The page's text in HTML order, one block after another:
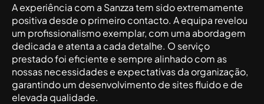
A experiência com a Sanzza tem sido extremamente
positiva desde o primeiro contacto. A equipa revelou
um profissionalismo exemplar, com uma abordagem
dedicada e atenta a cada detalhe. O serviço
prestado foi eficiente e sempre alinhado com as
nossas necessidades e expectativas da organização,
garantindo um desenvolvimento de sites fluido e de
elevada qualidade.